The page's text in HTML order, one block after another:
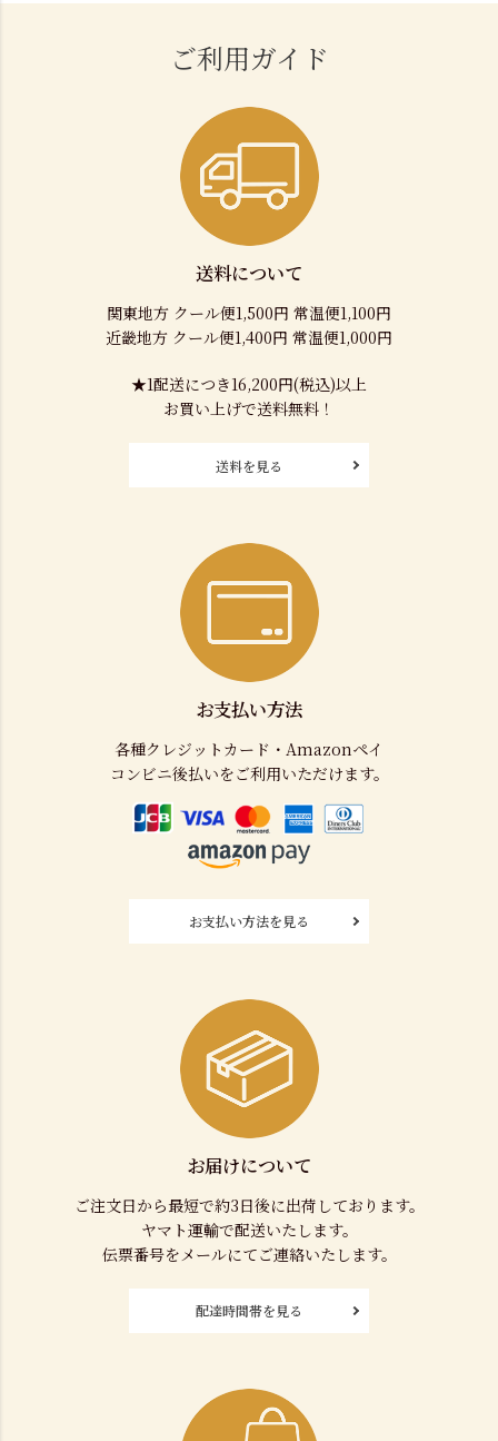
ご利用ガイド
送料について
関東地方 クール便1,500円 常温便1,100円
近畿地方 クール便1,400円 常温便1,000円
★1配送につき16,200円(税込)以上
お買い上げで送料無料！
送料を見る
お支払い方法
各種クレジットカード・Amazonペイ
コンビニ後払いをご利用いただけます。
お支払い方法を見る
お届けについて
ご注文日から最短で約3日後に出荷しております。
ヤマト運輸で配送いたします。
伝票番号をメールにてご連絡いたします。
配達時間帯を見る